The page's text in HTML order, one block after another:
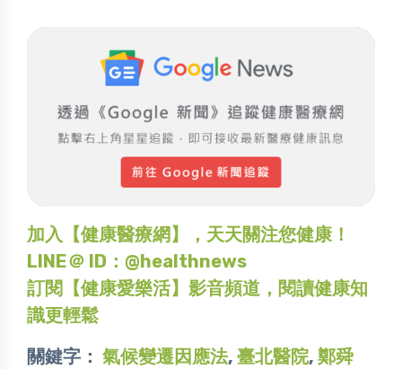
加入【健康醫療網】，天天關注您健康！
LINE＠ ID：@healthnews
訂閱【健康愛樂活】影音頻道，閱讀健康知
識更輕鬆
關鍵字： 氣候變遷因應法, 臺北醫院, 鄭舜